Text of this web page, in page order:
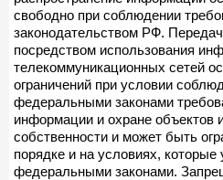
свободно при соблюдении
законодательством РФ.
посредством использования
телекоммуникационных сетей
ограничений при условии
федеральными законами
информации и охране объектов
собственности и может быть
порядке и на условиях, которые
федеральными законами.